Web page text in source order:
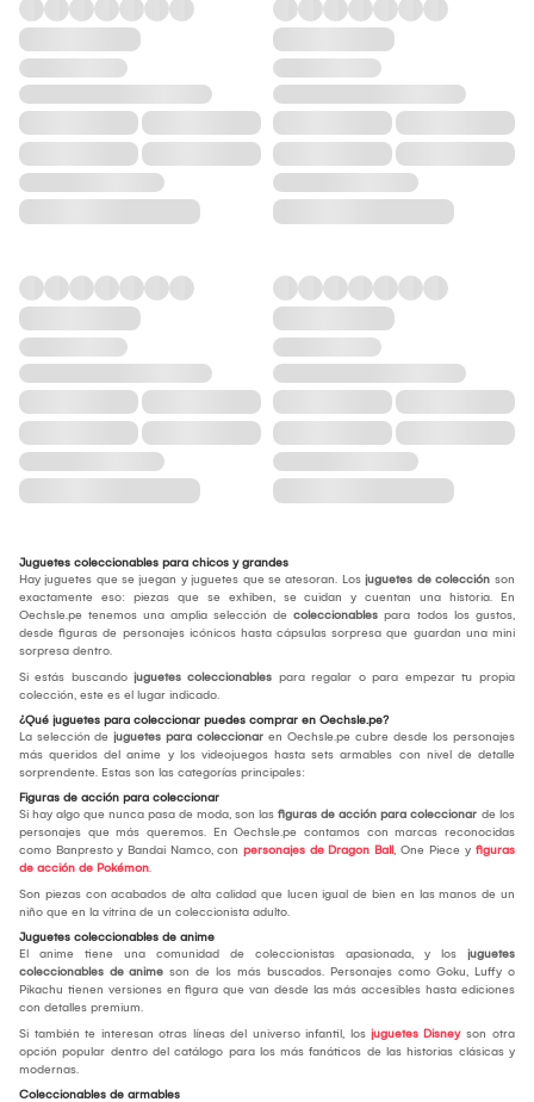
Juguetes coleccionables para chicos y grandes
Hay juguetes que se juegan y juguetes que se atesoran. Los juguetes de colección son
exactamente eso: piezas que se exhiben, se cuidan y cuentan una historia. En
Oechsle.pe tenemos una amplia selección de coleccionables para todos los gustos,
desde figuras de personajes icónicos hasta cápsulas sorpresa que guardan una mini
sorpresa dentro.
Si estás buscando juguetes coleccionables para regalar o para empezar tu propia
colección, este es el lugar indicado.
¿Qué juguetes para coleccionar puedes comprar en Oechsle.pe?
La selección de juguetes para coleccionar en Oechsle.pe cubre desde los personajes
más queridos del anime y los videojuegos hasta sets armables con nivel de detalle
sorprendente. Estas son las categorías principales:
Figuras de acción para coleccionar
Si hay algo que nunca pasa de moda, son las figuras de acción para coleccionar de los
personajes que más queremos. En Oechsle.pe contamos con marcas reconocidas
como Banpresto y Bandai Namco, con personajes de Dragon Ball, One Piece y figuras
de acción de Pokémon.
Son piezas con acabados de alta calidad que lucen igual de bien en las manos de un
niño que en la vitrina de un coleccionista adulto.
Juguetes coleccionables de anime
El anime tiene una comunidad de coleccionistas apasionada, y los juguetes
coleccionables de anime son de los más buscados. Personajes como Goku, Luffy o
Pikachu tienen versiones en figura que van desde las más accesibles hasta ediciones
con detalles premium.
Si también te interesan otras líneas del universo infantil, los juguetes Disneyson otra
opción popular dentro del catálogo para los más fanáticos de las historias clásicas y
modernas.
Coleccionables de armables